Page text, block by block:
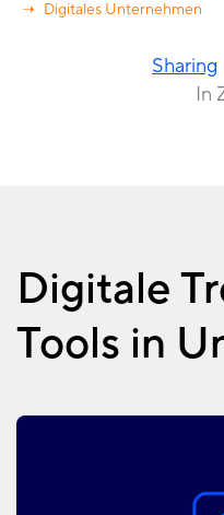
Digitales Unternehmen
Sharing
In
Digitale
Tools in